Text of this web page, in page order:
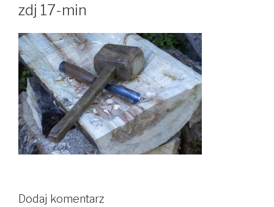
zdj 17-min
Dodaj komentarz